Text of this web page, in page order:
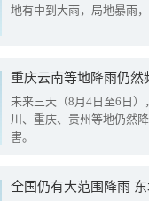
地有中到大雨，局地暴雨
重庆云南等地降雨仍然
未来三天（8月4日至6日
川、重庆、贵州等地仍然
害。
全国仍有大范围降雨